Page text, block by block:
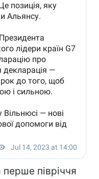
півріччя